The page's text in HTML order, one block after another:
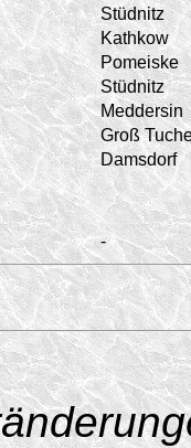
Stüdnitz
Kathkow
Pomeiske
Stüdnitz
Meddersin
Groß
Damsdorf
-